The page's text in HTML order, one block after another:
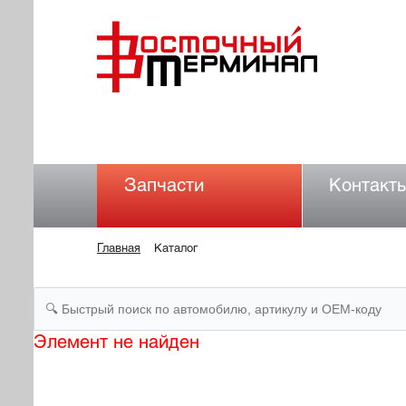
Запчасти
Главная Каталог
Элемент не найден